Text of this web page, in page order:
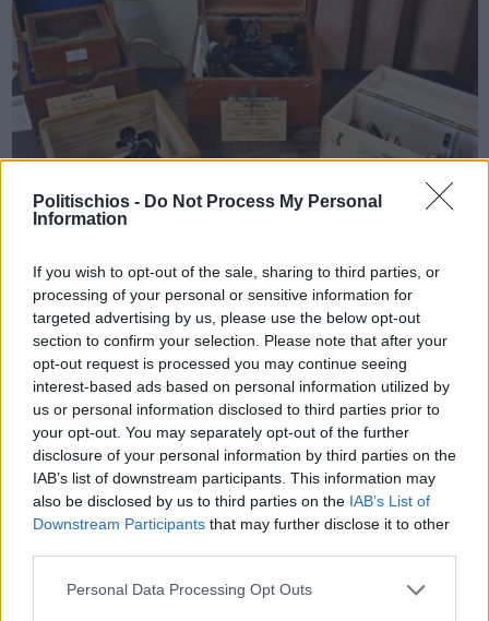
Politischios - Do Not Process My Personal
Information
If you wish to opt-out of the sale, sharing to third parties, or
processing of your personal or sensitive information for
targeted advertising by us, please use the below opt-out
section to confirm your selection. Please note that after your
opt-out request is processed you may continue seeing
interest-based ads based on personal information utilized by
us or personal information disclosed to third parties prior to
your opt-out. You may separately opt-out of the further
disclosure of your personal information by third parties on the
IAB’s list of downstream participants. This information may
also be disclosed by us to third parties on the IAB’s List of
Downstream Participants that may further disclose it to other
Personal Data Processing Opt Outs
κοσμούν τα Ψαρά